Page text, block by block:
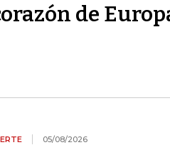
de
05/08/2026